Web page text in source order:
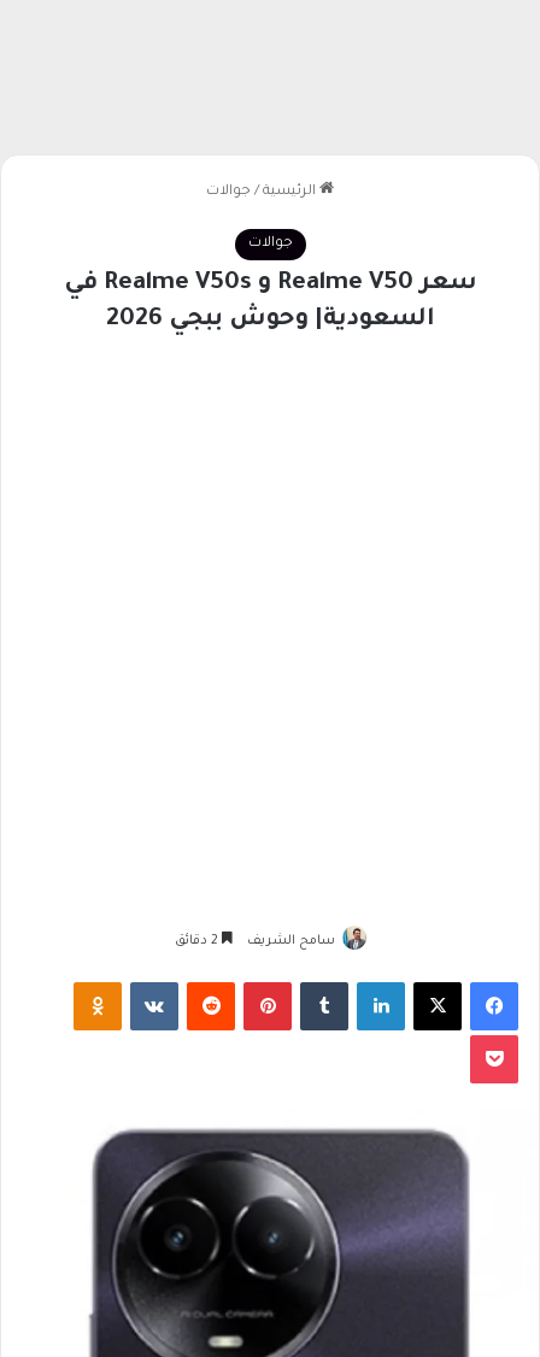
الرئيسية / جوالات
جوالات
سعر Realme V50 و Realme V50s في
السعودية| وحوش ببجي 2026
سامح الشريف
فيسبوك لينكدإن بينتيريست